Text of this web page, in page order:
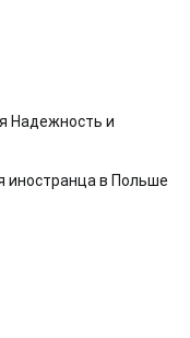
Надежность и
иностранца в Польше